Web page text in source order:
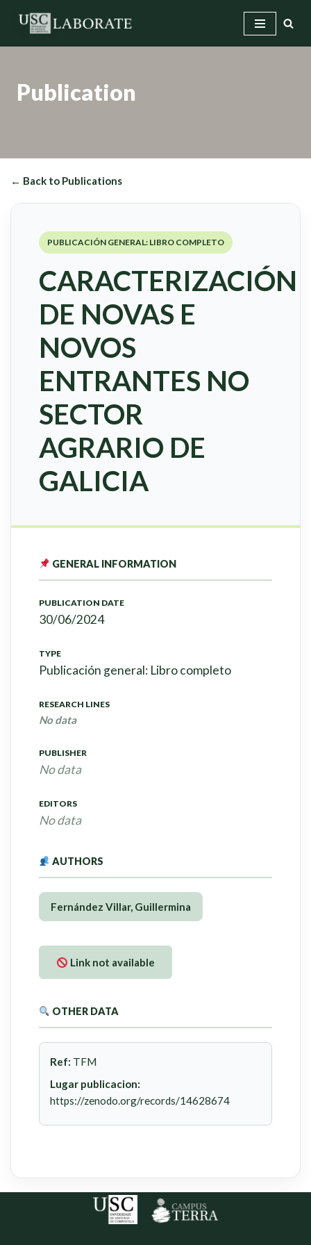
Publication
← Back to Publications
PUBLICACIÓN GENERAL: LIBRO COMPLETO
CARACTERIZACIÓN
DE NOVAS E
NOVOS
ENTRANTES NO
SECTOR
AGRARIO DE
GALICIA
GENERAL INFORMATION
PUBLICATION DATE
30/06/2024
TYPE
Publicación general: Libro completo
RESEARCH LINES
No data
PUBLISHER
No data
EDITORS
No data
AUTHORS
Fernández Villar, Guillermina
Link not available
OTHER DATA
Ref: TFM
Lugar publicacion:
https://zenodo.org/records/14628674